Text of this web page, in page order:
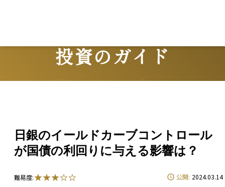
投資のガイド
Guide
日銀のイールドカーブコントロール
が国債の利回りに与える影響は？
難易度: 公開: 2024.03.14